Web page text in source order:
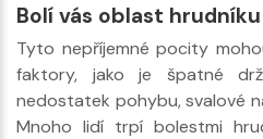
Bolí vás oblast
Tyto nepříjemné pocity
faktory, jako je špatné
nedostatek pohybu, svalové
Mnoho lidí trpí bolestmi